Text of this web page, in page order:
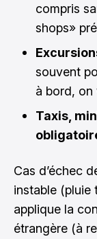
compris
shops»
souvent
à bord, on
Taxis,
Cas d’échec
instable (pluie
applique la
étrangère (à